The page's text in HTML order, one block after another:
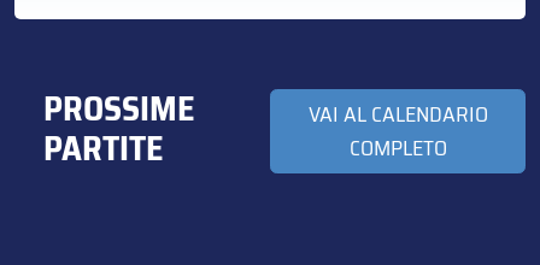
PROSSIME
PARTITE
VAI AL CALENDARIO
COMPLETO